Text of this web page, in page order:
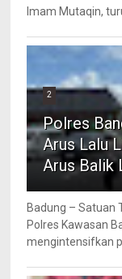
Imam Mutaqin,
2
Polres
Arus Lalu
Arus Balik
Badung – Satuan
Polres Kawasan
mengintensifkan